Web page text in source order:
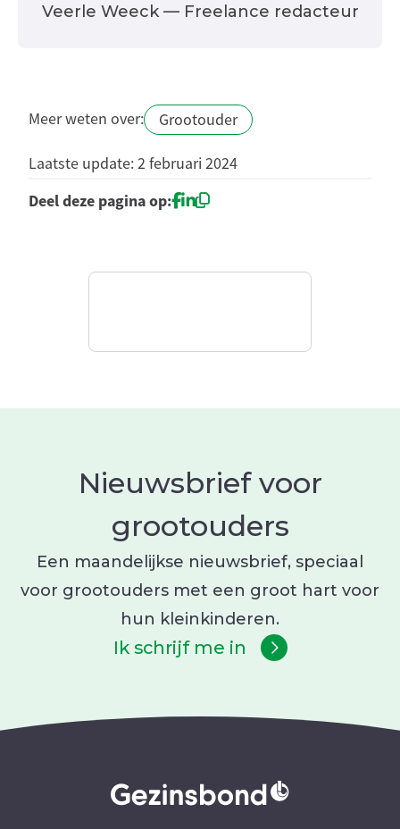
Veerle Weeck — Freelance redacteur
Meer weten over: Grootouder
Laatste update: 2 februari 2024
Deel deze pagina op:
Nieuwsbrief voor
grootouders
Een maandelijkse nieuwsbrief, speciaal
voor grootouders met een groot hart voor
hun kleinkinderen.
Ik schrijf me in